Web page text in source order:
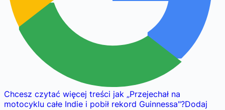
Chcesz czytać więcej treści jak „Przejechał na
motocyklu całe Indie i pobił rekord Guinnessa"?Dodaj